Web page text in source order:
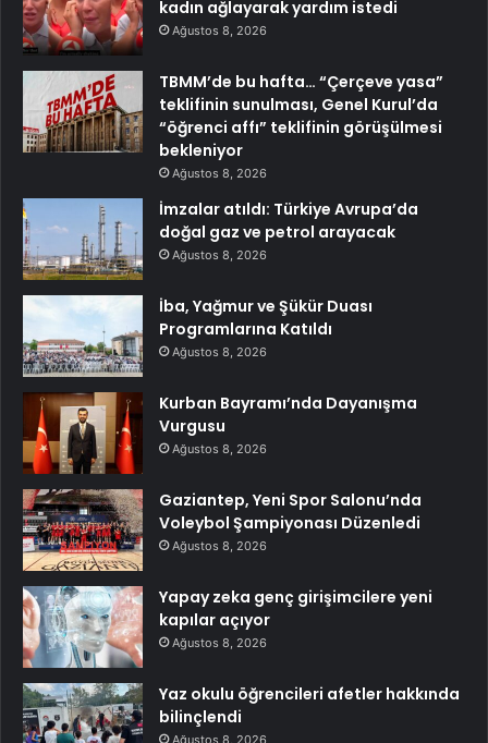
kadın ağlayarak yardım istedi
Ağustos 8, 2026
TBMM’de bu hafta… “Çerçeve yasa”
teklifinin sunulması, Genel Kurul’da
“öğrenci affı” teklifinin görüşülmesi
bekleniyor
Ağustos 8, 2026
İmzalar atıldı: Türkiye Avrupa’da
doğal gaz ve petrol arayacak
Ağustos 8, 2026
İba, Yağmur ve Şükür Duası
Programlarına Katıldı
Ağustos 8, 2026
Kurban Bayramı’nda Dayanışma
Vurgusu
Ağustos 8, 2026
Gaziantep, Yeni Spor Salonu’nda
Voleybol Şampiyonası Düzenledi
Ağustos 8, 2026
Yapay zeka genç girişimcilere yeni
kapılar açıyor
Ağustos 8, 2026
Yaz okulu öğrencileri afetler hakkında
bilinçlendi
Ağustos 8, 2026